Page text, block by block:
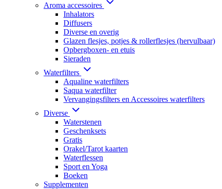
Aroma accessoires
Inhalators
Diffusers
Diverse en overig
Glazen flesjes, potjes & rollerflesjes (hervulbaar)
Opbergboxen- en etuis
Sieraden
Waterfilters
Aqualine waterfilters
Saqua waterfilter
Vervangingsfilters en Accessoires waterfilters
Diverse
Waterstenen
Geschenksets
Gratis
Orakel/Tarot kaarten
Waterflessen
Sport en Yoga
Boeken
Supplementen